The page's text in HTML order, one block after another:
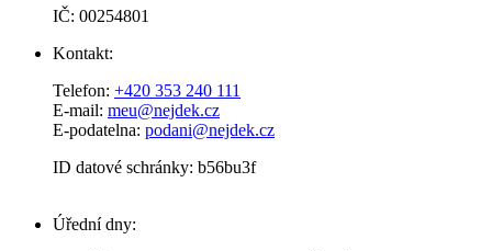
IČ: 00254801
Kontakt:
Telefon: +420 353 240 111
E-mail: meu@nejdek.cz
E-podatelna: podani@nejdek.cz
ID datové schránky: b56bu3f
Úřední dny: